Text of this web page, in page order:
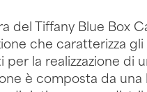
del Tiffany Blue Box
che caratterizza
la realizzazione di
è composta da